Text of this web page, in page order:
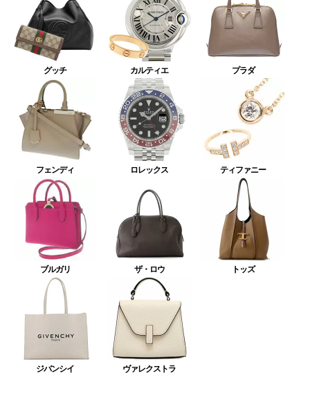
グッチ カルティエ プラダ
フェンディ ロレックス ティファニー
ブルガリ ザ・ロウ トッズ
ジバンシイ ヴァレクストラ